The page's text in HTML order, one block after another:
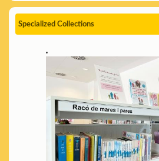
Specialized Collections